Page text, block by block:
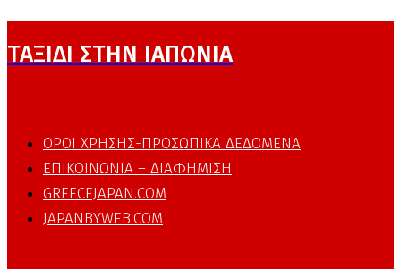
ΤΑΞΙΔΙ ΣΤΗΝ ΙΑΠΩΝΙΑ
ΟΡΟΙ ΧΡΗΣΗΣ-ΠΡΟΣΩΠΙΚΑ ΔΕΔΟΜΕΝΑ
ΕΠΙΚΟΙΝΩΝΙΑ – ΔΙΑΦΗΜΙΣΗ
GREECEJAPAN.COM
JAPANBYWEB.COM